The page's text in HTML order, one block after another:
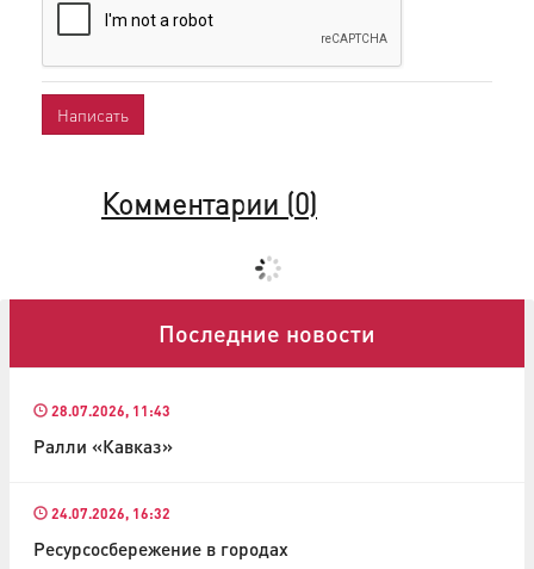
Комментарии (0)
Последние новости
28.07.2026, 11:43
Ралли «Кавказ»
24.07.2026, 16:32
Ресурсосбережение в городах